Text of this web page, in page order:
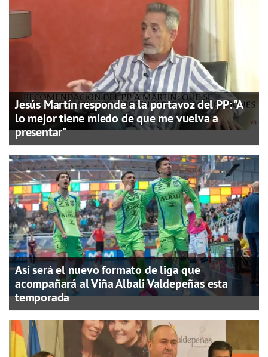
Jesús Martín responde a la portavoz del PP: "A
lo mejor tiene miedo de que me vuelva a
presentar"
Así será el nuevo formato de liga que
acompañará al Viña Albali Valdepeñas esta
temporada